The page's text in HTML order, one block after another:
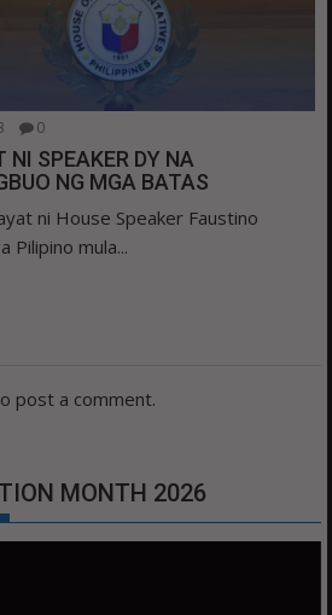
0
NI SPEAKER DY NA
NG MGA BATAS
ni House Speaker Faustino
Pilipino mula...
post a comment.
MONTH 2026